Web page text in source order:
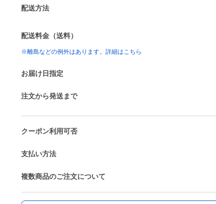
配送方法
配送料金（送料）
※離島などの例外はあります。詳細はこちら
お届け日指定
注文から発送まで
クーポン利用可否
支払い方法
複数商品のご注文について